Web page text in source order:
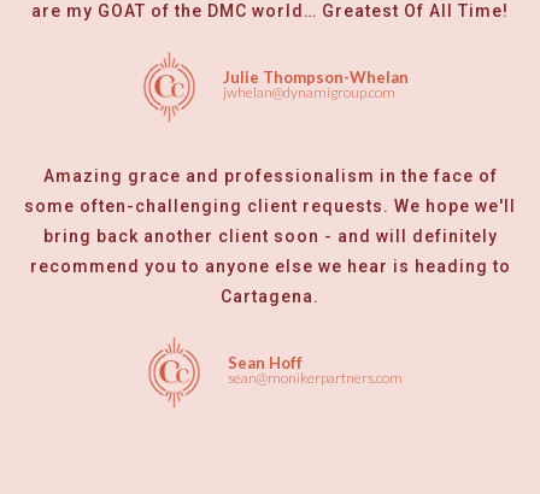
are my GOAT of the DMC world… Greatest Of All Time!
Julie Thompson-Whelan
jwhelan@dynamigroup.com
Amazing grace and professionalism in the face of
some often-challenging client requests. We hope we'll
bring back another client soon - and will definitely
recommend you to anyone else we hear is heading to
Cartagena.
Sean Hoff
sean@monikerpartners.com